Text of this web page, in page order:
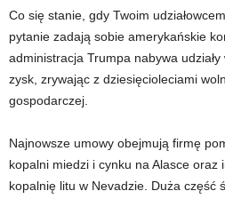
Co się stanie, gdy Twoim
pytanie zadają sobie amerykańskie
administracja Trumpa nabywa
zysk, zrywając z dziesięcioleciami
gospodarczej.
Najnowsze umowy obejmują firmę
kopalni miedzi i cynku na Alasce oraz
kopalnię litu w Nevadzie. Duża część